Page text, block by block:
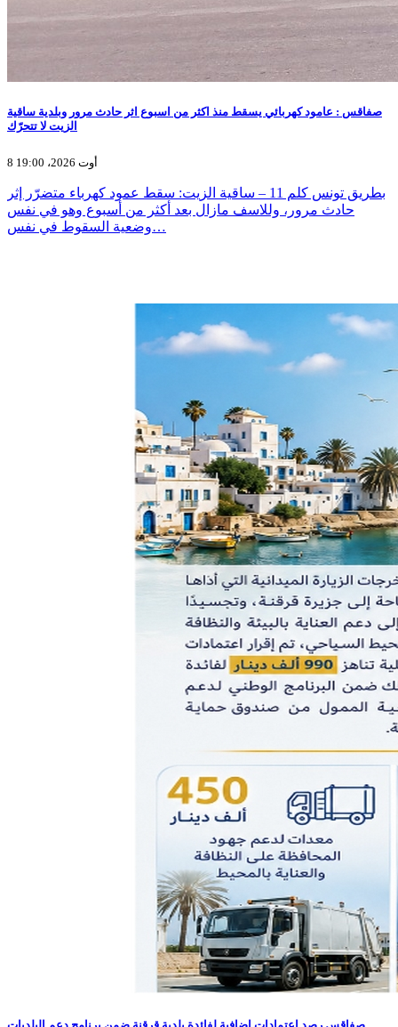
صفاقس : عامود كهربائي يسقط منذ اكثر من اسبوع اثر حادث مرور وبلدية ساقية
الزيت لا تتحرّك
8 أوت 2026، 19:00
بطريق تونس كلم 11 – ساقية الزيت: سقط عمود كهرباء متضرّر إثر
حادث مرور، وللاسف مازال بعد أكثر من أسبوع وهو في نفس
وضعية السقوط في نفس…